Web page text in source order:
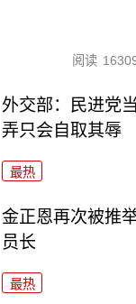
阅读
外交部：民进党
弄只会自取其辱
最热
金正恩再次被推
员长
最热